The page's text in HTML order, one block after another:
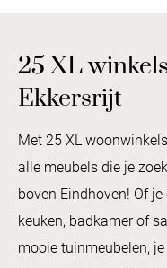
25 XL
Ekkersrijt
Met 25 XL
alle meubels die je
boven Eindhoven! Of
keuken, badkamer of
mooie tuinmeubelen,